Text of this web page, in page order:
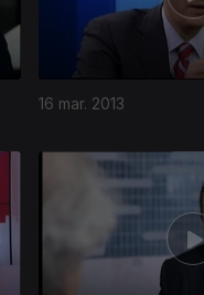
16 mar. 2013